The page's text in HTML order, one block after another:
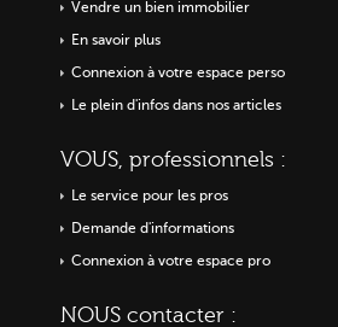
Vendre un bien immobilier
En savoir plus
Connexion à votre espace perso
Le plein d'infos dans nos articles
VOUS, professionnels :
Le service pour les pros
Demande d'informations
Connexion à votre espace pro
NOUS contacter :